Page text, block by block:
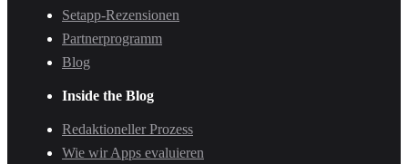
Setapp-Rezensionen
Partnerprogramm
Blog
Inside the Blog
Redaktioneller Prozess
Wie wir Apps evaluieren